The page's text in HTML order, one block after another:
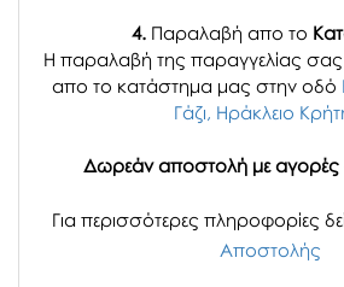
4. Παραλαβή απο το
H παραλαβή της παραγγελίας σας
απο το κατάστημα μας στην οδό
Γάζι, Ηράκλειο
Δωρεάν αποστολή με
Για περισσότερες πληροφορίες
Αποστολής